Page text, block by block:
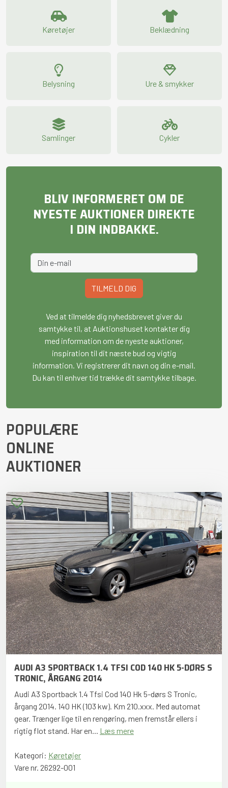
Køretøjer Beklædning
Belysning Ure & smykker
Samlinger Cykler
BLIV INFORMERET OM DE
NYESTE AUKTIONER DIREKTE
I DIN INDBAKKE.
TILMELD DIG
Ved at tilmelde dig nyhedsbrevet giver du
samtykke til, at Auktionshuset kontakter dig
med information om de nyeste auktioner,
inspiration til dit næste bud og vigtig
information. Vi registrerer dit navn og din e-mail.
Du kan til enhver tid trække dit samtykke tilbage.
POPULÆRE
ONLINE
AUKTIONER
AUDI A3 SPORTBACK 1.4 TFSI COD 140 HK 5-DØRS S
TRONIC, ÅRGANG 2014
Audi A3 Sportback 1.4 Tfsi Cod 140 Hk 5-dørs S Tronic,
årgang 2014. 140 HK (103 kw). Km 210.xxx. Med automat
gear. Trænger lige til en rengøring, men fremstår ellers i
rigtig flot stand. Har en... Læs mere
Kategori: Køretøjer
Vare nr. 26292-001